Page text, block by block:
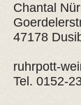
Chantal
47178
ruhrpott-
Tel. 0152-